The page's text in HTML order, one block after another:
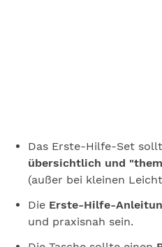
Das Erste-Hilfe-Set
übersichtlich und
(außer bei kleinen
Die Erste-Hilfe-
und praxisnah sein.